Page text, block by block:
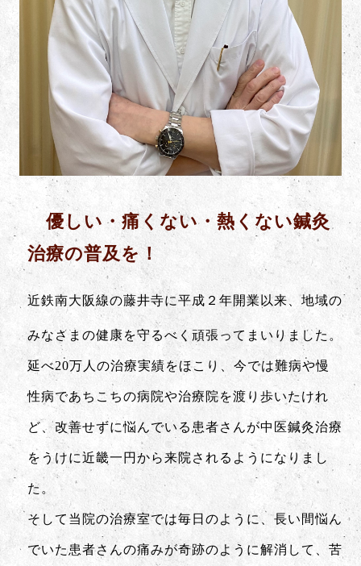
優しい・痛くない・熱くない鍼灸
治療の普及を！
近鉄南大阪線の藤井寺に平成２年開業以来、地域の
みなさまの健康を守るべく頑張ってまいりました。
延べ20万人の治療実績をほこり、今では難病や慢
性病であちこちの病院や治療院を渡り歩いたけれ
ど、改善せずに悩んでいる患者さんが中医鍼灸治療
をうけに近畿一円から来院されるようになりまし
た。
そして当院の治療室では毎日のように、長い間悩ん
でいた患者さんの痛みが奇跡のように解消して、苦